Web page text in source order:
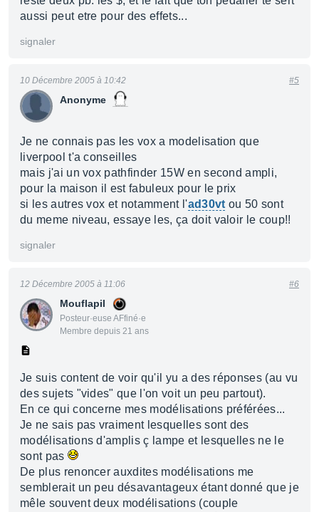
aussi peut etre pour des effets...
signaler
Anonyme
10 Décembre 2005 à 10:42 #5
Je ne connais pas les vox a modelisation que
liverpool t'a conseilles
mais j'ai un vox pathfinder 15W en second ampli,
pour la maison il est fabuleux pour le prix
si les autres vox et notamment l'ad30vt ou 50 sont
du meme niveau, essaye les, ça doit valoir le coup!!
signaler
Mouflapil
Posteur·euse AFfiné·e
Membre depuis 21 ans
12 Décembre 2005 à 11:06 #6
Je suis content de voir qu'il yu a des réponses (au vu
des sujets "vides" que l'on voit un peu partout).
En ce qui concerne mes modélisations préférées...
Je ne sais pas vraiment lesquelles sont des
modélisations d'amplis ç lampe et lesquelles ne le
sont pas
De plus renoncer auxdites modélisations me
semblerait un peu désavantageux étant donné que je
mêle souvent deux modélisations (couple